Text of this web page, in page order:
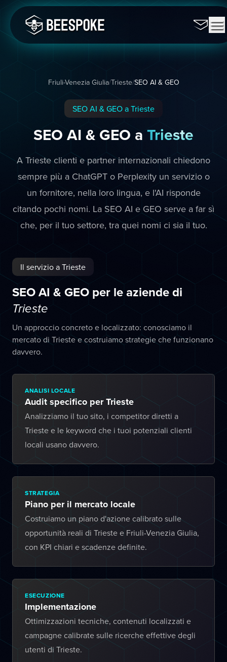
Friuli-Venezia Giulia/Trieste/SEO AI & GEO
SEO AI & GEO a Trieste
SEO AI & GEO a Trieste
A Trieste clienti e partner internazionali chiedono
sempre più a ChatGPT o Perplexity un servizio o
un fornitore, nella loro lingua, e l'AI risponde
citando pochi nomi. La SEO AI e GEO serve a far sì
che, per il tuo settore, tra quei nomi ci sia il tuo.
Il servizio a Trieste
SEO AI & GEO per le aziende di
Trieste
Un approccio concreto e localizzato: conosciamo il
mercato di Trieste e costruiamo strategie che funzionano
davvero.
ANALISI LOCALE
Audit specifico per Trieste
Analizziamo il tuo sito, i competitor diretti a
Trieste e le keyword che i tuoi potenziali clienti
locali usano davvero.
STRATEGIA
Piano per il mercato locale
Costruiamo un piano d'azione calibrato sulle
opportunità reali di Trieste e Friuli-Venezia Giulia,
con KPI chiari e scadenze definite.
ESECUZIONE
Implementazione
Ottimizzazioni tecniche, contenuti localizzati e
campagne calibrate sulle ricerche effettive degli
utenti di Trieste.